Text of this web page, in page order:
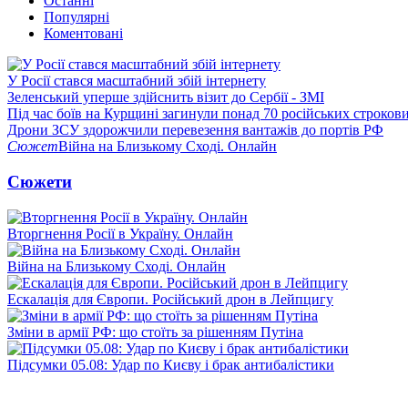
Популярні
Коментовані
У Росії стався масштабний збій інтернету
Зеленський уперше здійснить візит до Сербії - ЗМІ
Під час боїв на Курщині загинули понад 70 російських
Дрони ЗСУ здорожчили перевезення вантажів до портів РФ
СюжетВійна на Близькому Сході. Онлайн
Сюжети
Вторгнення Росії в Україну. Онлайн
Війна на Близькому Сході. Онлайн
Ескалація для Європи. Російський дрон в Лейпцигу
Зміни в армії РФ: що стоїть за рішенням Путіна
Підсумки 05.08: Удар по Києву і брак антибалістики